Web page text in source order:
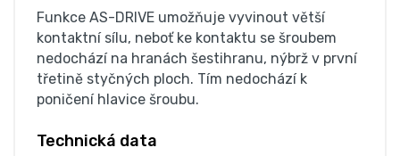
Funkce AS-DRIVE umožňuje vyvinout větší
kontaktní sílu, neboť ke kontaktu se šroubem
nedochází na hranách šestihranu, nýbrž v první
třetině styčných ploch. Tím nedochází k
poničení hlavice šroubu.
Technická data